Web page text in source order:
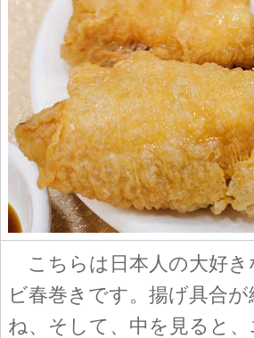
こちらは日本人の大好
ビ春巻きです。揚げ具合
ね、そして、中を見ると